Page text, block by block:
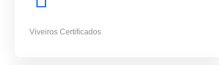
Viveiros Certificados